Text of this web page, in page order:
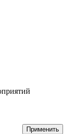
Применить